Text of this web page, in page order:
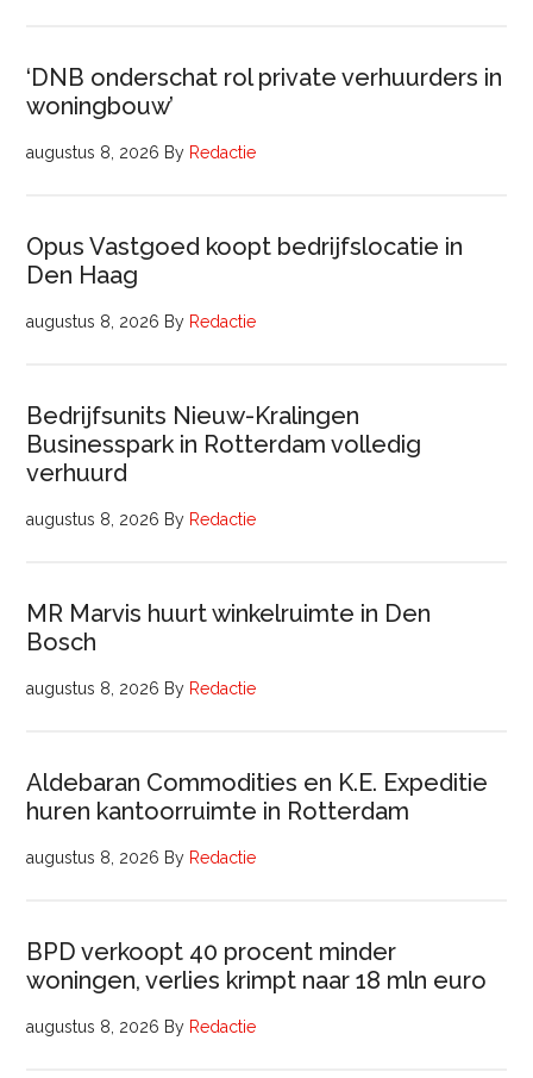
‘DNB onderschat rol private verhuurders in
woningbouw’
augustus 8, 2026 By Redactie
Opus Vastgoed koopt bedrijfslocatie in
Den Haag
augustus 8, 2026 By Redactie
Bedrijfsunits Nieuw-Kralingen
Businesspark in Rotterdam volledig
verhuurd
augustus 8, 2026 By Redactie
MR Marvis huurt winkelruimte in Den
Bosch
augustus 8, 2026 By Redactie
Aldebaran Commodities en K.E. Expeditie
huren kantoorruimte in Rotterdam
augustus 8, 2026 By Redactie
BPD verkoopt 40 procent minder
woningen, verlies krimpt naar 18 mln euro
augustus 8, 2026 By Redactie